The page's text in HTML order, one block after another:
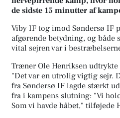
de sidste 15 minutter af
Viby IF tog imod Søndersø IF
afgørende betydning, og
vital sejren var i
Træner Ole Henriksen
"Det var en utrolig vigtig sejr.
fra Søndersø IF lagde stærkt
fra i kampens slutning: "Vi
Som vi havde håbet," tilføjede